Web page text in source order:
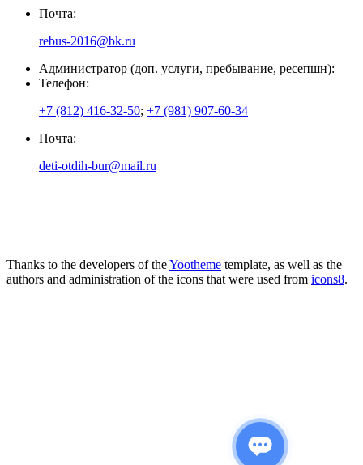
Почта:
rebus-2016@bk.ru
Администратор (доп. услуги, пребывание, ресепшн):
Телефон:
+7 (812) 416-32-50; +7 (981) 907-60-34
Почта:
deti-otdih-bur@mail.ru
Thanks to the developers of theYootheme template, as well as the
authors and administration of the icons that were used from icons8.